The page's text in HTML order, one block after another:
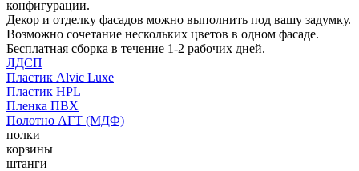
конфигурации.
Декор и отделку фасадов можно выполнить под вашу задумку.
Возможно сочетание нескольких цветов в одном фасаде.
Бесплатная сборка в течение 1-2 рабочих дней.
ЛДСП
Пластик Alvic Luxe
Пластик HPL
Пленка ПВХ
Полотно АГТ (МДФ)
полки
корзины
штанги